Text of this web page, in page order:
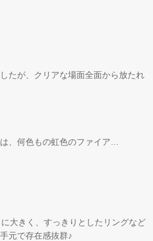
たが、クリアな場面全面から放たれ
、何色もの虹色のファイア…
大きく、すっきりとしたリングなど
元で存在感抜群♪